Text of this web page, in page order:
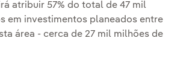
atribuir 57% do total de 47 mil
em investimentos planeados entre
área - cerca de 27 mil milhões de